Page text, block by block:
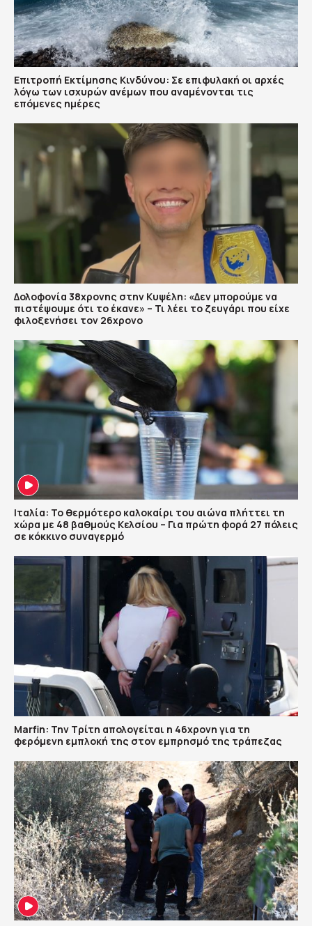
Επιτροπή Εκτίμησης Κινδύνου: Σε επιφυλακή οι αρχές
λόγω των ισχυρών ανέμων που αναμένονται τις
επόμενες ημέρες
Δολοφονία 38χρονης στην Κυψέλη: «Δεν μπορούμε να
πιστέψουμε ότι το έκανε» – Τι λέει το ζευγάρι που είχε
φιλοξενήσει τον 26χρονο
Ιταλία: Το θερμότερο καλοκαίρι του αιώνα πλήττει τη
χώρα με 48 βαθμούς Κελσίου – Για πρώτη φορά 27 πόλεις
σε κόκκινο συναγερμό
Marfin: Την Τρίτη απολογείται η 46χρονη για τη
φερόμενη εμπλοκή της στον εμπρησμό της τράπεζας